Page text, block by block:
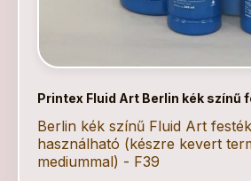
Printex Fluid Art Berlin kék színű
Berlin kék színű Fluid Art
használható (készre kevert
mediummal) - F39